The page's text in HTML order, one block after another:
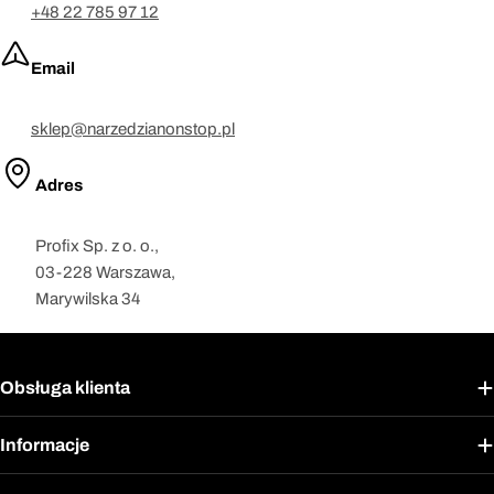
+48 22 785 97 12
Email
sklep@narzedzianonstop.pl
Adres
Profix Sp. z o. o.,
03-228 Warszawa,
Marywilska 34
Obsługa klienta
Informacje